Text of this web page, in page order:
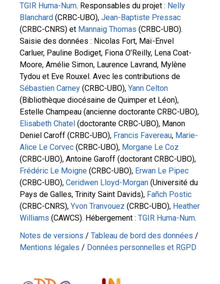
TGIR Huma-Num. Responsables du projet : Nelly
Blanchard (CRBC-UBO), Jean-Baptiste Pressac
(CRBC-CNRS) et Mannaig Thomas (CRBC-UBO).
Saisie des données : Nicolas Fort, Maï-Envel
Carluer, Pauline Bodiget, Fiona O’Reilly, Lena Coat-
Moore, Amélie Simon, Laurence Lavrand, Mylène
Tydou et Eve Rouxel. Avec les contributions de
Sébastien Carney (CRBC-UBO), Yann Celton
(Bibliothèque diocésaine de Quimper et Léon),
Estelle Champeau (ancienne doctorante CRBC-UBO),
Elisabeth Chatel (doctorante CRBC-UBO), Manon
Deniel Caroff (CRBC-UBO), Francis Favereau, Marie-
Alice Le Corvec (CRBC-UBO), Morgane Le Coz
(CRBC-UBO), Antoine Garoff (doctorant CRBC-UBO),
Frédéric Le Moigne (CRBC-UBO), Erwan Le Pipec
(CRBC-UBO), Ceridwen Lloyd-Morgan (Université du
Pays de Galles, Trinity Saint Davids), Fañch Postic
(CRBC-CNRS), Yvon Tranvouez (CRBC-UBO), Heather
Williams (CAWCS). Hébergement : TGIR Huma-Num.
Notes de versions / Tableau de bord des données /
Mentions légales / Données personnelles et RGPD